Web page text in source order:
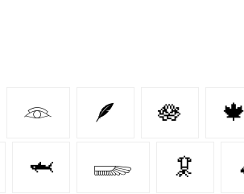
𓁻 🪶 🪷 🍁
🦈 𓆃 🦑